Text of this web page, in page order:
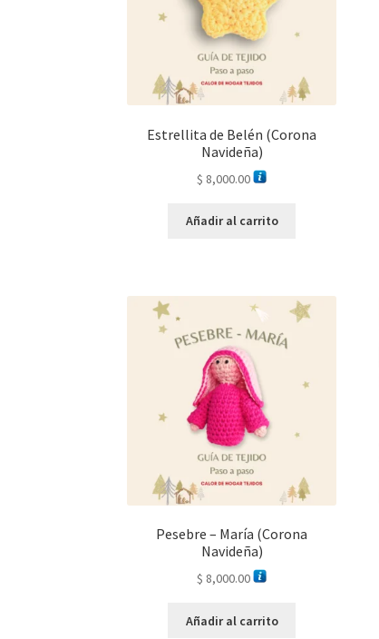
Estrellita de Belén (Corona
Navideña)
$ 8,000.00
Añadir al carrito
Pesebre – María (Corona
Navideña)
$ 8,000.00
Añadir al carrito